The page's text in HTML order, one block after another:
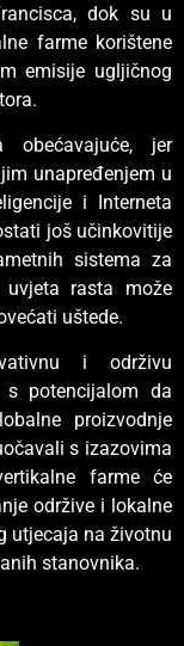
dok su u
farme korištene
emisije ugljičnog
obećavajuće, jer
unapređenjem u
i Interneta
još učinkovitije
sistema za
rasta može
uštede.
i održivu
s potencijalom da
proizvodnje
s izazovima
farme će
održive i lokalne
utjecaja na životnu
stanovnika.